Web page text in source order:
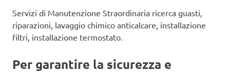
Servizi di Manutenzione Straordinaria ricerca guasti,
riparazioni, lavaggio chimico anticalcare, installazione
filtri, installazione termostato.
Per garantire la sicurezza e